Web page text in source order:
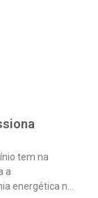
tem na
a
energética na